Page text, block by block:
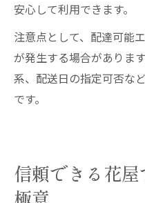
安心して利用できます。
注意点として、配達可能
が発生する場合がありま
系、配送日の指定可否な
です。
信頼できる花